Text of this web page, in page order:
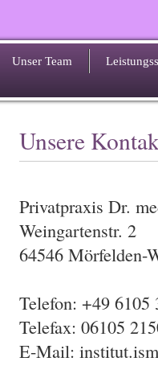
Unser Team
Unsere
Privatpraxis Dr.
Weingartenstr. 2
64546 Mörfelden-
Telefon: +49 6105
Telefax: 06105
E-Mail: